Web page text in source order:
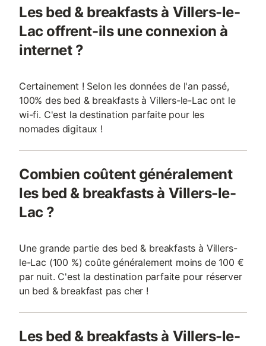
Les bed & breakfasts à Villers-le-
Lac offrent-ils une connexion à
internet ?
Certainement ! Selon les données de l'an passé,
100% des bed & breakfasts à Villers-le-Lac ont le
wi-fi. C'est la destination parfaite pour les
nomades digitaux !
Combien coûtent généralement
les bed & breakfasts à Villers-le-
Lac ?
Une grande partie des bed & breakfasts à Villers-
le-Lac (100 %) coûte généralement moins de 100 €
par nuit. C'est la destination parfaite pour réserver
un bed & breakfast pas cher !
Les bed & breakfasts à Villers-le-